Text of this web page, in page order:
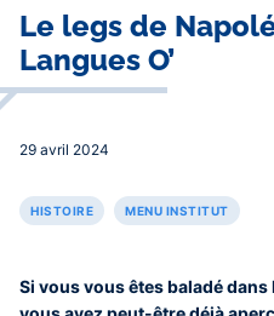
Le legs de
Langues O’
29 avril 2024
HISTOIRE MENU INSTITUT
Si vous vous êtes baladé